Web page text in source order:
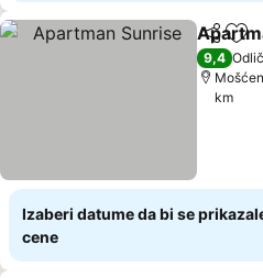
Deli
9,4
km
Izaberi datume da bi se
cene